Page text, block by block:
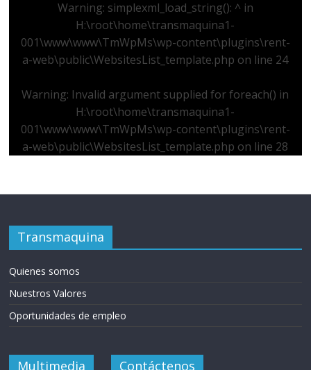
Warning: simplexml_load_string(): ^ in
H:\root\home\transmaquina1-
001\www\www\TmWpMs\wp-content\plugins\rent-
a-web\public\WebsitesList_template.php on line 24
Warning: Invalid argument supplied for foreach() in
H:\root\home\transmaquina1-
001\www\www\TmWpMs\wp-content\plugins\rent-
a-web\public\WebsitesList_template.php on line 28
Transmaquina
Quienes somos
Nuestros Valores
Oportunidades de empleo
Multimedia Contáctenos